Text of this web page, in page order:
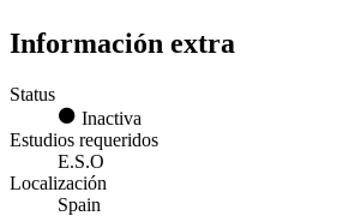
Información extra
Status
Inactiva
Estudios requeridos
E.S.O
Localización
Spain